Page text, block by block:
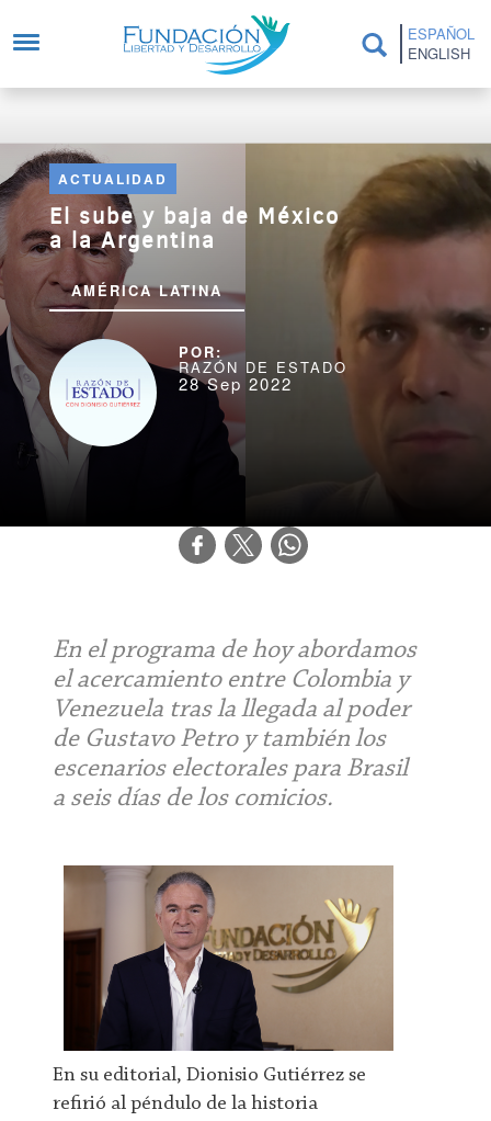
ESPAÑOL
ENGLISH
ACTUALIDAD
El sube y baja de México
a la Argentina
AMÉRICA LATINA
RAZÓN DE ESTADO
28 Sep 2022
En el programa de hoy abordamos
el acercamiento entre Colombia y
Venezuela tras la llegada al poder
de Gustavo Petro y también los
escenarios electorales para Brasil
a seis días de los comicios.
En su editorial, Dionisio Gutiérrez se
refirió al péndulo de la historia